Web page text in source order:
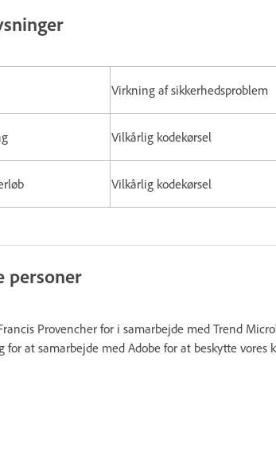
Virkning af sikkerhedsproblem
Vilkårlig kodekørsel
Vilkårlig kodekørsel
personer
Provencher for i samarbejde med Trend
for at samarbejde med Adobe for at beskytte vores